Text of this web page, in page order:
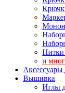
Нитки
и
Вышивка
Иглы